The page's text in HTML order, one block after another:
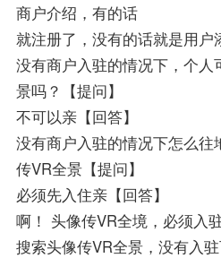
商户介绍，有的话
就注册了，没有的话就是用户
没有商户入驻的情况下，个人
景吗？【提问】
不可以亲【回答】
没有商户入驻的情况下怎么往
传VR全景【提问】
必须先入住亲【回答】
啊！ 头像传VR全境，必须入
搜索头像传VR全景，没有入驻